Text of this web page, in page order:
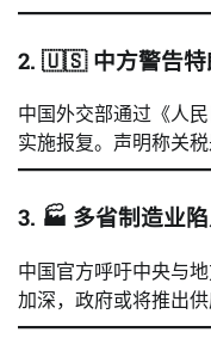
2. 🇺🇸 中方警告
中国外交部通过《人
实施报复。声明称关
3. 🏭 多省制造业
中国官方呼吁中央与
加深，政府或将推出